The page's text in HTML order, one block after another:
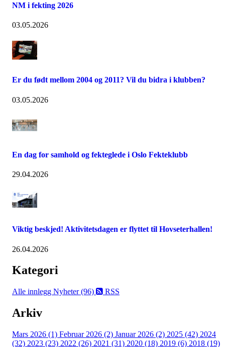
NM i fekting 2026
03.05.2026
Er du født mellom 2004 og 2011? Vil du bidra i klubben?
03.05.2026
En dag for samhold og fekteglede i Oslo Fekteklubb
29.04.2026
Viktig beskjed! Aktivitetsdagen er flyttet til Hovseterhallen!
26.04.2026
Kategori
Alle innlegg Nyheter (96) RSS
Arkiv
Mars 2026 (1) Februar 2026 (2) Januar 2026 (2) 2025 (42) 2024
(32) 2023 (23) 2022 (26) 2021 (31) 2020 (18) 2019 (6) 2018 (19)